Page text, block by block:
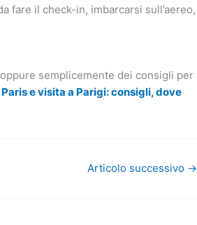
fare il check-in, imbarcarsi sull’aereo,
semplicemente dei consigli per
e visita a Parigi: consigli, dove
Articolo successivo →